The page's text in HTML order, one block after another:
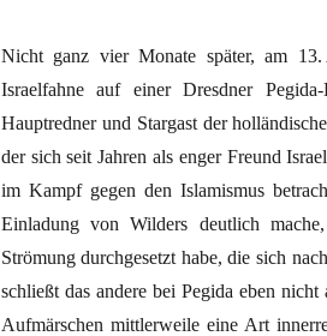
Nicht ganz vier Monate später, am
Israelfahne auf einer Dresdner
Hauptredner und Stargast der
der sich seit Jahren als enger Freund
im Kampf gegen den Islamismus
Einladung von Wilders deutlich
Strömung durchgesetzt habe, die sich
schließt das andere bei Pegida eben
Aufmärschen mittlerweile eine Art